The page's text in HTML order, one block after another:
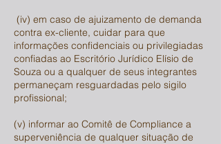
(iv) em caso de ajuizamento de demanda
contra ex-cliente, cuidar para que
informações confidenciais ou privilegiadas
confiadas ao Escritório Jurídico Elísio de
Souza ou a qualquer de seus integrantes
permaneçam resguardadas pelo sigilo
profissional;
(v) informar ao Comitê de Compliance a
superveniência de qualquer situação de